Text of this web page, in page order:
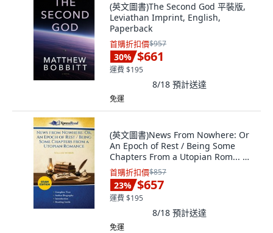
(英文圖書)The Second God 平裝版,
Leviathan Imprint, English,
Paperback
首購折扣價$957
30% $661
運費 $195
8/18 預計送達
免運
(英文圖書)News From Nowhere: Or
An Epoch of Rest / Being Some
Chapters From a Utopian Rom... 平
裝版, Xpresspress, 英文
首購折扣價$857
23% $657
運費 $195
8/18 預計送達
免運